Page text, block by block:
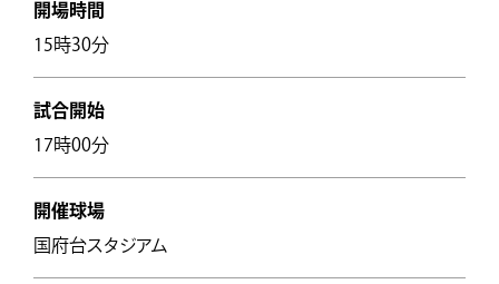
開場時間
15時30分
試合開始
17時00分
開催球場
国府台スタジアム